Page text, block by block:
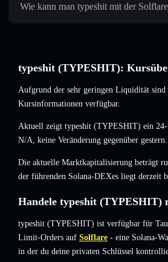
Wie kann man typeshit mit der
typeshit (TYPESHIT):
Aufgrund der sehr geringen Liquidität sind
Kursinformationen verfügbar.
Aktuell zeigt typeshit (TYPESHIT) ein 24-
N/A, keine Veränderung gegenüber gestern.
Die aktuelle Marktkapitalisierung beträgt
der führenden Solana-DEXes liegt derzeit
Handele typeshit (TYPESHIT)
typeshit (TYPESHIT) ist verfügbar für
Limit-Orders auf Solflare - eine Solana-
in der du deine privaten Schlüssel